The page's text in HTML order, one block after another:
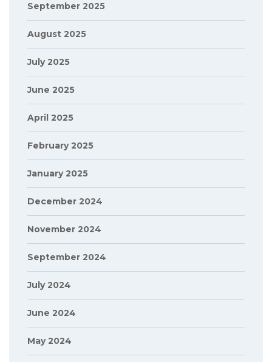
September 2025
August 2025
July 2025
June 2025
April 2025
February 2025
January 2025
December 2024
November 2024
September 2024
July 2024
June 2024
May 2024